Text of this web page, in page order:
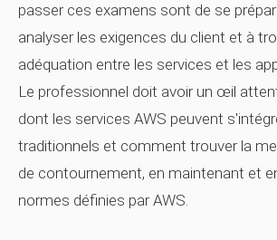
passer ces examens sont de se
analyser les exigences du client et à
adéquation entre les services et les
Le professionnel doit avoir un œil
dont les services AWS peuvent
traditionnels et comment trouver la
de contournement, en maintenant et
normes définies par AWS.